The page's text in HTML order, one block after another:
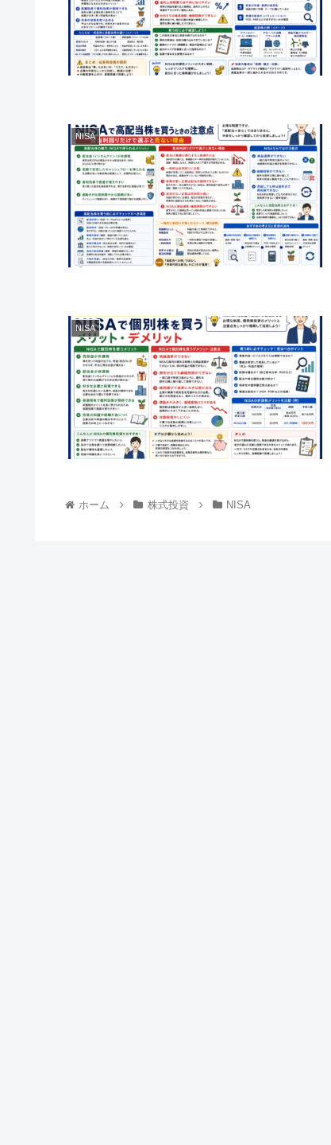
NISA
NISA
ホーム 株式投資 NISA